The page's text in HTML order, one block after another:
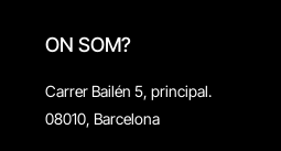
ON SOM?
Carrer Bailén 5, principal.
08010, Barcelona